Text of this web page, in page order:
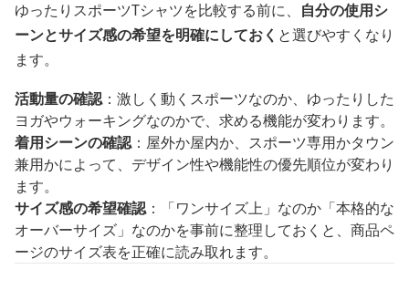
ゆったりスポーツTシャツを比較する前に、自分の使用シ
ーンとサイズ感の希望を明確にしておく
と選びやすくなり
ます。
活動量の確認
：激しく動くスポーツなのか、ゆったりした
ヨガやウォーキングなのかで、求める機能が変わります。
着用シーンの確認
：屋外か屋内か、スポーツ専用かタウン
兼用かによって、デザイン性や機能性の優先順位が変わり
ます。
サイズ感の希望確認 ：「ワンサイズ上」なのか「本格的な
オーバーサイズ」なのかを事前に整理しておくと、商品ペ
ージのサイズ表を正確に読み取れます。